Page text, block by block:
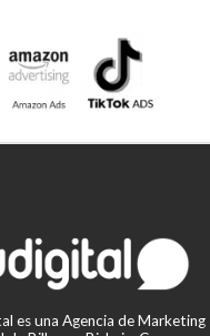
es una Agencia de Marketing